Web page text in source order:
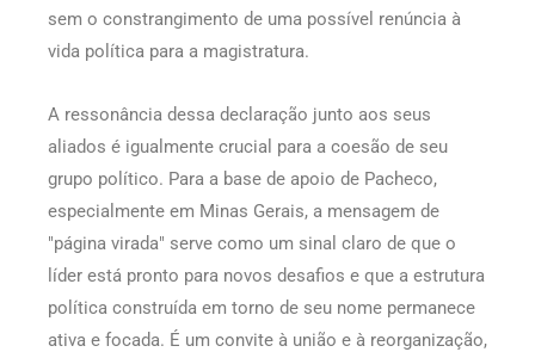
sem o constrangimento de uma possível renúncia à
vida política para a magistratura.
A ressonância dessa declaração junto aos seus
aliados é igualmente crucial para a coesão de seu
grupo político. Para a base de apoio de Pacheco,
especialmente em Minas Gerais, a mensagem de
"página virada" serve como um sinal claro de que o
líder está pronto para novos desafios e que a estrutura
política construída em torno de seu nome permanece
ativa e focada. É um convite à união e à reorganização,